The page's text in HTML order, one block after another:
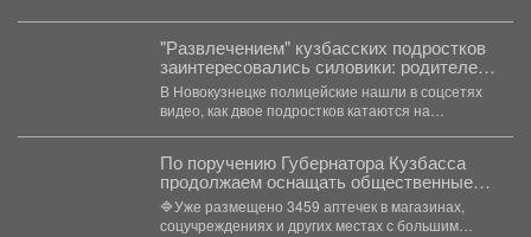
"Развлечением" кузбасских подростков
заинтересовались силовики: родителей
вызвали в полицию
В Новокузнецке полицейские нашли в соцсетях
видео, как двое подростков катаются на
По поручению Губернатора Кузбасса
продолжаем оснащать общественные
пространства аптечками первой
помощи.
🔷Уже размещено 3459 аптечек в магазинах,
соцучреждениях и других местах с большим